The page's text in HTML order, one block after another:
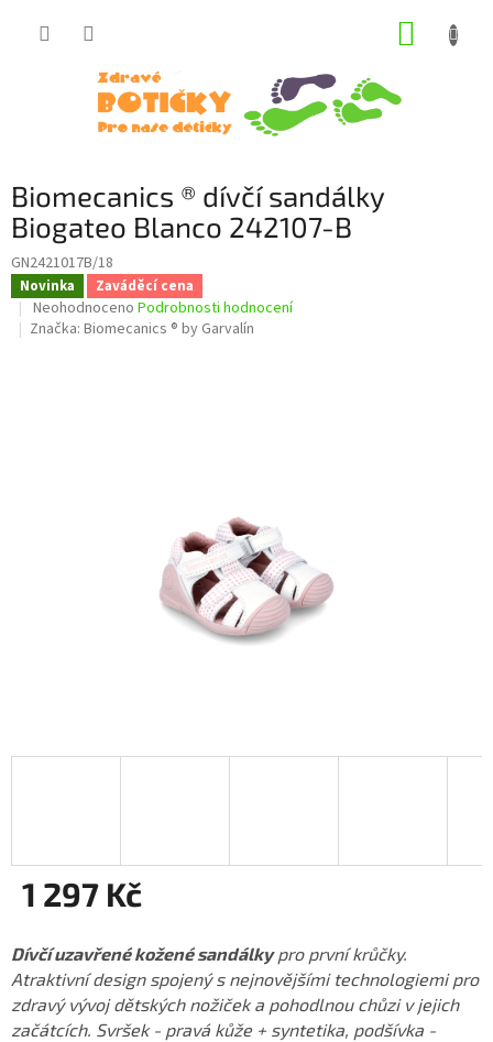
Biomecanics ® dívčí sandálky
Biogateo Blanco 242107-B
GN2421017B/18
Novinka Zaváděcí cena
Průměrné
hodnocení
Neohodnoceno Podrobnosti hodnocení
Značka: Biomecanics ® by Garvalín
1 297 Kč
cena:
Dívčí uzavřené kožené sandálkypro první krůčky.
Atraktivní design spojený s nejnovějšími technologiemi pro
zdravý vývoj dětských nožiček a pohodlnou chůzi v jejich
začátcích. Svršek - pravá kůže + syntetika, podšívka -